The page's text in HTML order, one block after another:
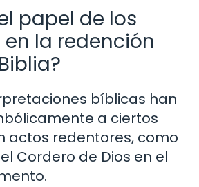
papel de los
la redención
bíblicas han
a ciertos
actos redentores, como
Cordero de Dios en el